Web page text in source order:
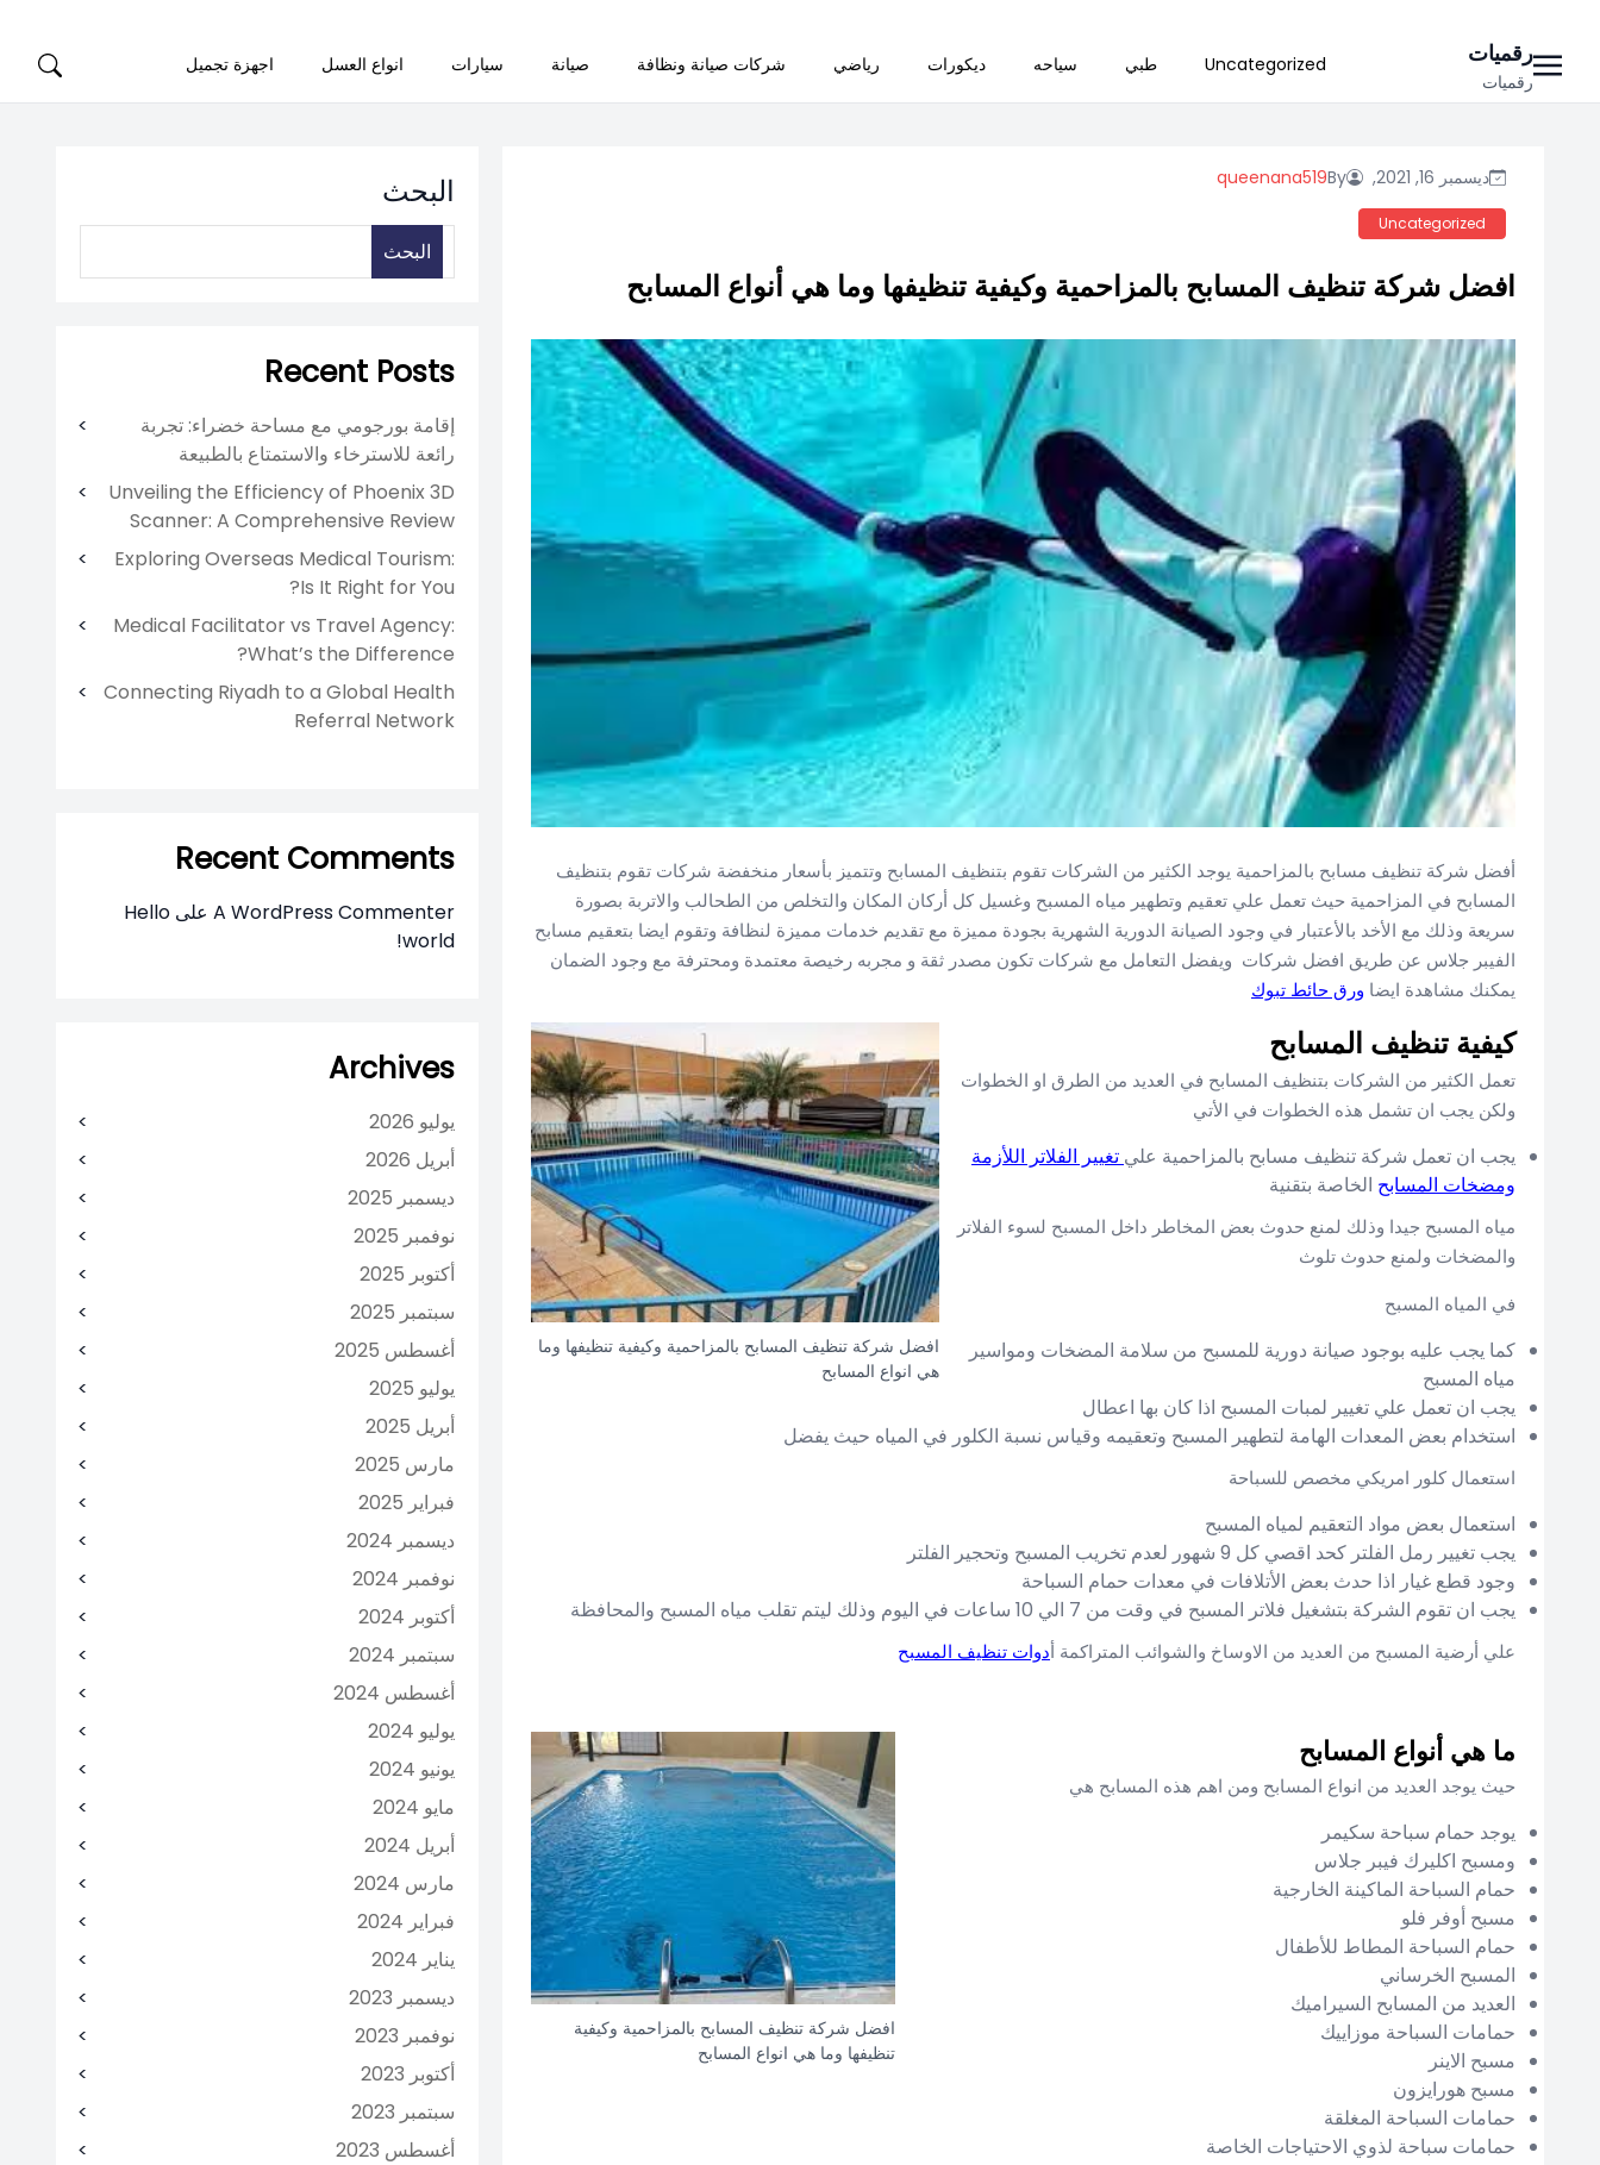
content
رقميات
رقميات
Uncategorized طبي سياحه ديكورات رياضي شركات صيانة ونظافة صيانة سيارات انواع العسل اجهزة تجميل
ديسمبر 16, 2021, By
queenana519
Uncategorized
افضل شركة تنظيف المسابح بالمزاحمية وكيفية تنظيفها وما هي أنواع المسابح
أفضل شركة تنظيف مسابح بالمزاحمية يوجد الكثير من الشركات تقوم بتنظيف المسابح وتتميز بأسعار منخفضة شركات تقوم بتنظيف
المسابح في المزاحمية حيث تعمل علي تعقيم وتطهير مياه المسبح وغسيل كل أركان المكان والتخلص من الطحالب والاتربة بصورة
سريعة وذلك مع الأخد بالأعتبار في وجود الصيانة الدورية الشهرية بجودة مميزة مع تقديم خدمات مميزة لنظافة وتقوم ايضا بتعقيم مسابح
الفيبر جلاس عن طريق افضل شركات ويفضل التعامل مع شركات تكون مصدر ثقة و مجربه رخيصة معتمدة ومحترفة مع وجود الضمان
يمكنك مشاهدة ايضا ورق حائط تبوك
افضل شركة تنظيف المسابح بالمزاحمية وكيفية تنظيفها وما
هي انواع المسابح
كيفية تنظيف المسابح
تعمل الكثير من الشركات بتنظيف المسابح في العديد من الطرق او الخطوات
ولكن يجب ان تشمل هذه الخطوات في الأتي
يجب ان تعمل شركة تنظيف مسابح بالمزاحمية علي تغيير الفلاتر اللأزمة
ومضخات المسابح الخاصة بتقنية
مياه المسبح جيدا وذلك لمنع حدوث بعض المخاطر داخل المسبح لسوء الفلاتر
والمضخات ولمنع حدوث تلوث
في المياه المسبح
كما يجب عليه بوجود صيانة دورية للمسبح من سلامة المضخات ومواسير
مياه المسبح
يجب ان تعمل علي تغيير لمبات المسبح اذا كان بها اعطال
استخدام بعض المعدات الهامة لتطهير المسبح وتعقيمه وقياس نسبة الكلور في المياه حيث يفضل
استعمال كلور امريكي مخصص للسباحة
استعمال بعض مواد التعقيم لمياه المسبح
يجب تغيير رمل الفلتر كحد اقصي كل 9 شهور لعدم تخريب المسبح وتحجير الفلتر
وجود قطع غيار اذا حدث بعض الأتلافات في معدات حمام السباحة
يجب ان تقوم الشركة بتشغيل فلاتر المسبح في وقت من 7 الي 10 ساعات في اليوم وذلك ليتم تقلب مياه المسبح والمحافظة
علي أرضية المسبح من العديد من الاوساخ والشوائب المتراكمة أدوات تنظيف المسبح
افضل شركة تنظيف المسابح بالمزاحمية وكيفية
تنظيفها وما هي انواع المسابح
ما هي أنواع المسابح
حيث يوجد العديد من انواع المسابح ومن اهم هذه المسابح هي
يوجد حمام سباحة سكيمر
ومسبح اكليرك فيبر جلاس
حمام السباحة الماكينة الخارجية
مسبح أوفر فلو
حمام السباحة المطاط للأطفال
المسبح الخرساني
العديد من المسابح السيراميك
حمامات السباحة موزاييك
مسبح الاينر
مسبح هورايزون
حمامات السباحة المغلقة
حمامات سباحة لذوي الاحتياجات الخاصة
البحث
البحث
Recent Posts
إقامة بورجومي مع مساحة خضراء: تجربة
رائعة للاسترخاء والاستمتاع بالطبيعة
Unveiling the Efficiency of Phoenix 3D
Scanner: A Comprehensive Review
Exploring Overseas Medical Tourism:
Is It Right for You?
Medical Facilitator vs Travel Agency:
What’s the Difference?
Connecting Riyadh to a Global Health
Referral Network
Recent Comments
A WordPress Commenter على Hello
world!
Archives
يوليو 2026
أبريل 2026
ديسمبر 2025
نوفمبر 2025
أكتوبر 2025
سبتمبر 2025
أغسطس 2025
يوليو 2025
أبريل 2025
مارس 2025
فبراير 2025
ديسمبر 2024
نوفمبر 2024
أكتوبر 2024
سبتمبر 2024
أغسطس 2024
يوليو 2024
يونيو 2024
مايو 2024
أبريل 2024
مارس 2024
فبراير 2024
يناير 2024
ديسمبر 2023
نوفمبر 2023
أكتوبر 2023
سبتمبر 2023
أغسطس 2023